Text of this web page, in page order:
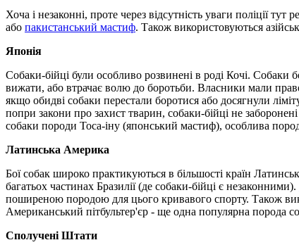
Хоча і незаконні, проте через відсутність уваги поліції
або пакистанський мастиф. Також використовуються
Японія
Собаки-бійці були особливо розвинені в роді Кочі. Собаки
вижати, або втрачає волю до боротьби. Власники мали
якщо обидві собаки перестали боротися або досягнули
попри закони про захист тварин, собаки-бійці не
собаки породи Тоса-іну (японський мастиф), особлива
Латинська Америка
Бої собак широко практикуються в більшості країн
багатьох частинах Бразилії (де собаки-бійці є незаконними).
поширеною породою для цього кривавого спорту. Також
Американський пітбультер'єр - ще одна популярна порода
Сполучені Штати